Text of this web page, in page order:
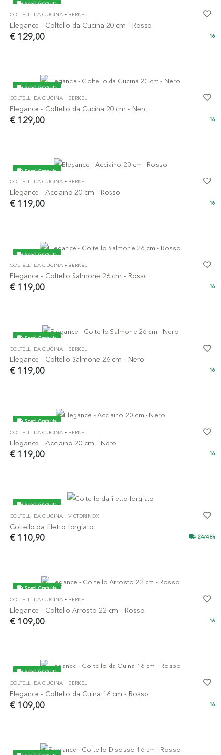
Sped. Gratuita
COLTELLI DA CUCINA - BERKEL
Elegance - Coltello da Cucina 20 cm - Rosso
€ 129,00 16
Sped. Gratuita
COLTELLI DA CUCINA - BERKEL
Elegance - Coltello da Cucina 20 cm - Nero
€ 129,00 16
Sped. Gratuita
COLTELLI DA CUCINA - BERKEL
Elegance - Acciaino 20 cm - Rosso
€ 119,00 16
Sped. Gratuita
COLTELLI DA CUCINA - BERKEL
Elegance - Coltello Salmone 26 cm - Rosso
€ 119,00 16
Sped. Gratuita
COLTELLI DA CUCINA - BERKEL
Elegance - Coltello Salmone 26 cm - Nero
€ 119,00 16
Sped. Gratuita
COLTELLI DA CUCINA - BERKEL
Elegance - Acciaino 20 cm - Nero
€ 119,00 16
Sped. Gratuita
COLTELLI DA CUCINA -VICTORINOX
Coltello da filetto forgiato
€ 110,90 24/48h
Sped. Gratuita
COLTELLI DA CUCINA - BERKEL
Elegance - Coltello Arrosto 22 cm - Rosso
€ 109,00 16
Sped. Gratuita
COLTELLI DA CUCINA - BERKEL
Elegance - Coltello da Cuina 16 cm - Rosso
€ 109,00 16